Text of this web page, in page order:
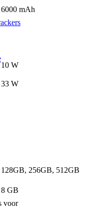
voor
6000 mAh
10 W
33 W
128GB, 256GB, 512GB
8 GB